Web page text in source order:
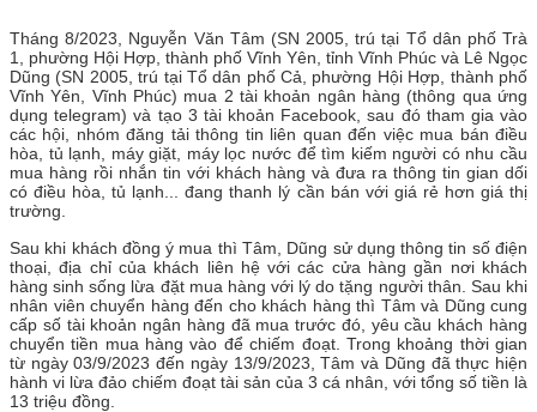
Tháng 8/2023, Nguyễn Văn Tâm (SN 2005, trú tại Tổ dân phố Trà
1, phường Hội Hợp, thành phố Vĩnh Yên, tỉnh Vĩnh Phúc và Lê Ngọc
Dũng (SN 2005, trú tại Tổ dân phố Cả, phường Hội Hợp, thành phố
Vĩnh Yên, Vĩnh Phúc) mua 2 tài khoản ngân hàng (thông qua ứng
dụng telegram) và tạo 3 tài khoản Facebook, sau đó tham gia vào
các hội, nhóm đăng tải thông tin liên quan đến việc mua bán điều
hòa, tủ lạnh, máy giặt, máy lọc nước để tìm kiếm người có nhu cầu
mua hàng rồi nhắn tin với khách hàng và đưa ra thông tin gian dối
có điều hòa, tủ lạnh... đang thanh lý cần bán với giá rẻ hơn giá thị
trường.
Sau khi khách đồng ý mua thì Tâm, Dũng sử dụng thông tin số điện
thoại, địa chỉ của khách liên hệ với các cửa hàng gần nơi khách
hàng sinh sống lừa đặt mua hàng với lý do tặng người thân. Sau khi
nhân viên chuyển hàng đến cho khách hàng thì Tâm và Dũng cung
cấp số tài khoản ngân hàng đã mua trước đó, yêu cầu khách hàng
chuyển tiền mua hàng vào để chiếm đoạt. Trong khoảng thời gian
từ ngày 03/9/2023 đến ngày 13/9/2023, Tâm và Dũng đã thực hiện
hành vi lừa đảo chiếm đoạt tài sản của 3 cá nhân, với tổng số tiền là
13 triệu đồng.